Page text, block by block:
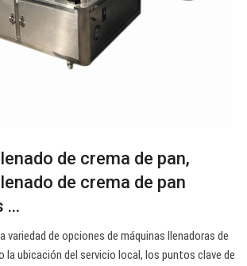
de crema de pan,
de crema de pan
...
variedad de opciones de máquinas llenadoras de
la ubicación del servicio local, los puntos clave de